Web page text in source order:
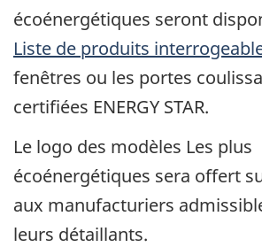
écoénergétiques seront
Liste de produits
fenêtres ou les portes
certifiées ENERGY STAR.
Le logo des modèles Les plus
écoénergétiques sera offert
aux manufacturiers
leurs détaillants.